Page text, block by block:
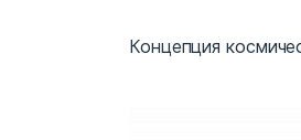
Концепция